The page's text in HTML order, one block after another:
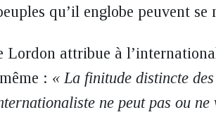
qu’il englobe peuvent se
Lordon attribue à
: « La finitude distincte
ne peut pas ou ne